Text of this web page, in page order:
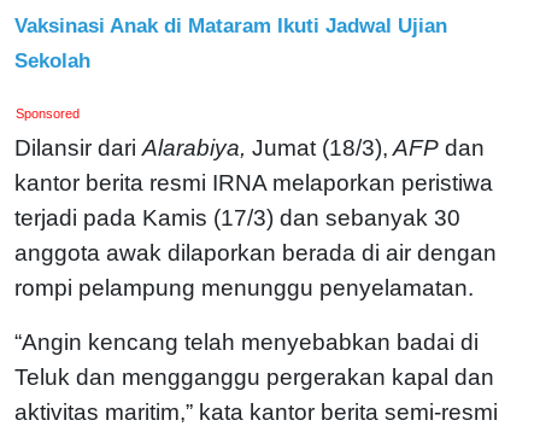
Vaksinasi Anak di Mataram Ikuti Jadwal Ujian
Sekolah
Sponsored
Dilansir dari Alarabiya, Jumat (18/3), AFP dan
kantor berita resmi IRNA melaporkan peristiwa
terjadi pada Kamis (17/3) dan sebanyak 30
anggota awak dilaporkan berada di air dengan
rompi pelampung menunggu penyelamatan.
“Angin kencang telah menyebabkan badai di
Teluk dan mengganggu pergerakan kapal dan
aktivitas maritim,” kata kantor berita semi-resmi